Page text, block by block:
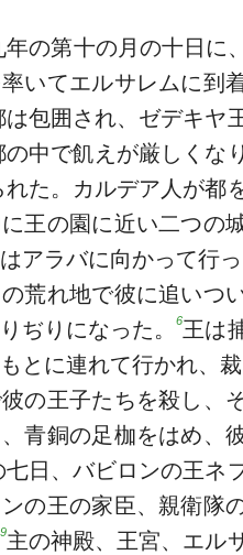
の第十の月の十日に
いてエルサレムに到
は包囲され、ゼデキヤ
中で飢えが厳しくな
た。カルデア人が都
王の園に近い二つの
アラバに向かって行
荒れ地で彼に追いつ
ぢりになった。6王は
とに連れて行かれ、
の王子たちを殺し、
青銅の足枷をはめ、
日、バビロンの王ネ
の王の家臣、親衛隊
9主の神殿、王宮、エル